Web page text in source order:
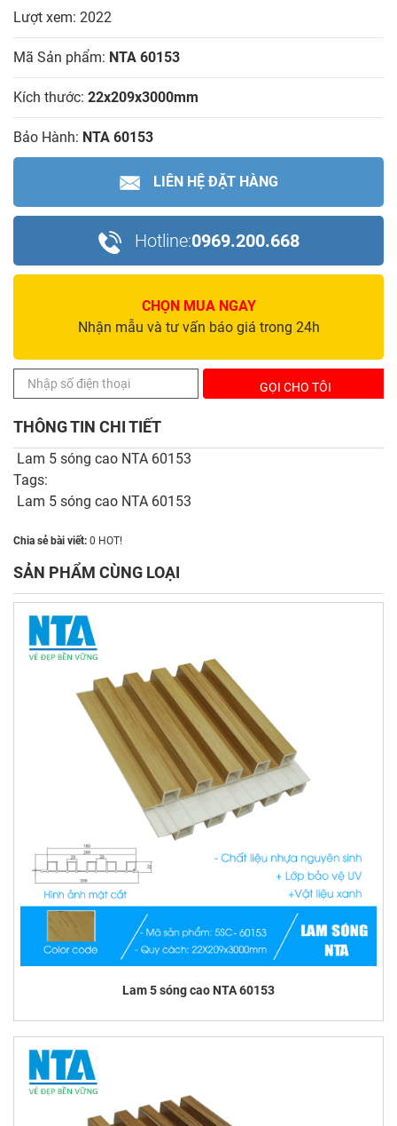
Lượt xem: 2022
Mã Sản phẩm: NTA 60153
Kích thước: 22x209x3000mm
Bảo Hành: NTA 60153
LIÊN HỆ ĐẶT HÀNG
Hotline:0969.200.668
CHỌN MUA NGAY
Nhận mẫu và tư vấn báo giá trong 24h
THÔNG TIN CHI TIẾT
Lam 5 sóng cao NTA 60153
Tags:
Lam 5 sóng cao NTA 60153
Chia sẻ bài viết: 0 HOT!
SẢN PHẨM CÙNG LOẠI
Lam 5 sóng cao NTA 60153